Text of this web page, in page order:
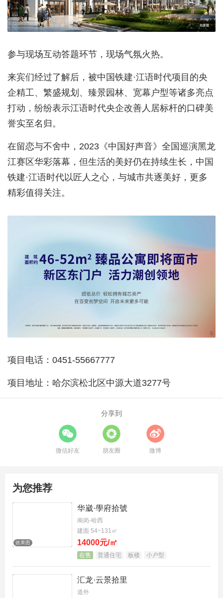
参与现场互动答题环节，现场气氛火热。
来宾们经过了解后，被中国铁建·江语时代项目的央
企精工、繁盛规划、臻景园林、宽幕户型等诸多亮点
打动，纷纷表示江语时代央企改善人居标杆的口碑美
誉实至名归。
在留恋与不舍中，2023《中国好声音》全国巡演黑龙
江赛区华彩落幕，但生活的美好仍在持续生长，中国
铁建·江语时代以匠人之心，与城市共逐美好，更多
精彩值得关注。
项目电话：0451-55667777
项目地址：哈尔滨松北区中源大道3277号
分享到
微信好友 朋友圈 微博
为您推荐
效果图
华崴·學府拾號
南岗-哈西
建面 54~131㎡
14000元/㎡
在售 普通住宅 板楼 小户型
汇龙·云景拾里
道外